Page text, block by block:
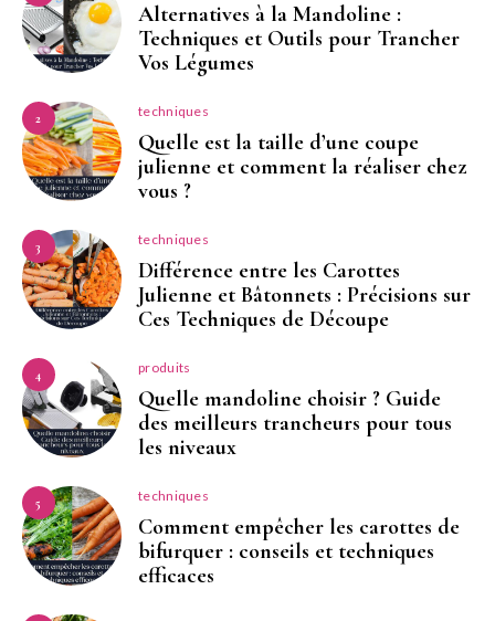
Alternatives à la Mandoline :
Techniques et Outils pour Trancher
Vos Légumes
2 techniques
Quelle est la taille d’une coupe
julienne et comment la réaliser chez
vous ?
3 techniques
Différence entre les Carottes
Julienne et Bâtonnets : Précisions sur
Ces Techniques de Découpe
4 produits
Quelle mandoline choisir ? Guide
des meilleurs trancheurs pour tous
les niveaux
5 techniques
Comment empêcher les carottes de
bifurquer : conseils et techniques
efficaces